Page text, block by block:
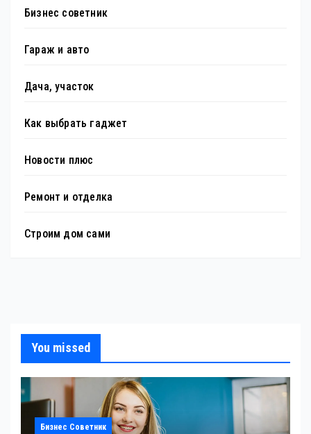
Бизнес советник
Гараж и авто
Дача, участок
Как выбрать гаджет
Новости плюс
Ремонт и отделка
Строим дом сами
You missed
Бизнес Советник